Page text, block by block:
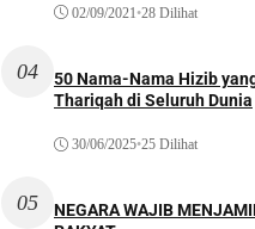
02/09/2021•28 Dilihat
04
50 Nama-Nama Hizib
Thariqah di Seluruh Dunia
30/06/2025•25 Dilihat
05
NEGARA WAJIB